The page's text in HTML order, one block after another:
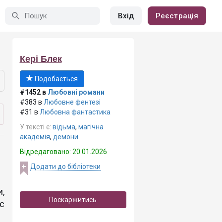
Вхід Реєстрація
Кері Блек
Подобається
#1452 в Любовні романи
#383 в Любовне фентезі
#31 в Любовна фантастика
У тексті є: відьма, магічна
академія, демони
Відредаговано: 20.01.2026
Додати до бібліотеки
Поскаржитись